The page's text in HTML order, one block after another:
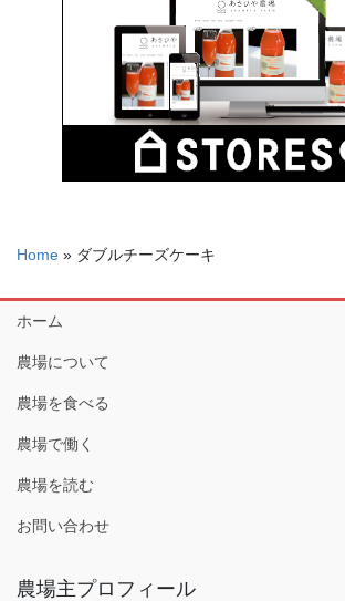
Home » ダブルチーズケーキ
ホーム
農場について
農場を食べる
農場で働く
農場を読む
お問い合わせ
農場主プロフィール